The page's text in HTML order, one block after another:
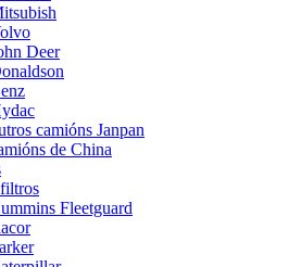
Deer
camións Janpan
de China
Fleetguard